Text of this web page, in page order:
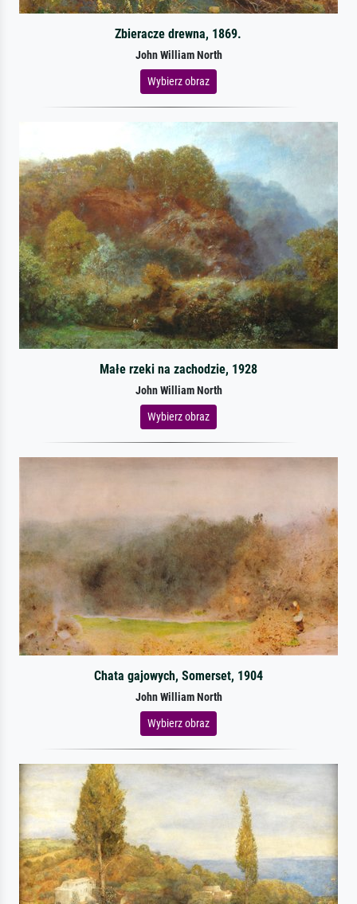
Zbieracze drewna, 1869.
John William North
Wybierz obraz
Małe rzeki na zachodzie, 1928
John William North
Wybierz obraz
Chata gajowych, Somerset, 1904
John William North
Wybierz obraz